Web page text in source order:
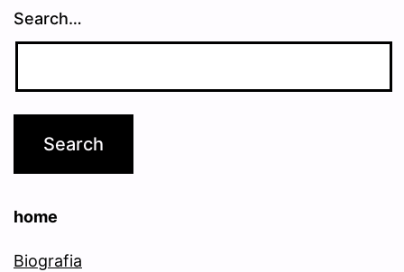
Search…
home
Biografia